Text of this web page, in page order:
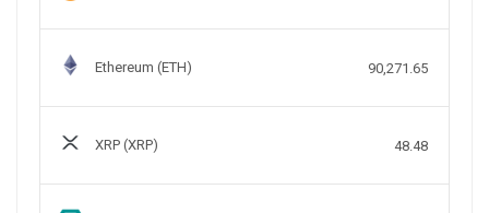
Ethereum (ETH) 90,271.65
XRP (XRP) 48.48